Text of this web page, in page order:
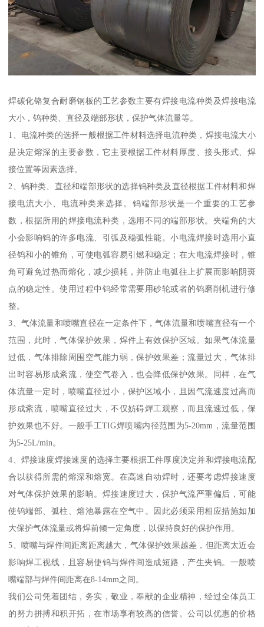
焊碳化铬复合耐磨钢板的工艺参数主要有焊接电流种类及焊接电流
大小，钨种类、直径及端部形状，保护气体流量等。
1、电流种类的选择一般根据工件材料选择电流种类，焊接电流大小
是决定熔深的主要参数，它主要根据工件材料厚度、接头形式、焊
接位置等因素选择。
2、钨种类、直径和端部形状的选择钨种类及直径根据工件材料和焊
接电流大小、电流种类来选择。钨端部形状是一个重要的工艺参
数，根据所用的焊接电流种类，选用不同的端部形状。夹端角的大
小会影响钨的许多电流、引弧及稳弧性能。小电流焊接时选用小直
径钨和小的锥角，可使电弧容易引燃和稳定；在大电流焊接时，锥
角可避免过热而熔化，减少损耗，并防止电弧往上扩展而影响阴斑
点的稳定性。使用过程中钨经常需要用砂轮或者的钨磨削机进行修
整。
3、气体流量和喷嘴直径在一定条件下，气体流量和喷嘴直径有一个
范围，此时，气体保护效果，焊件上有效保护区域。如果气体流量
过低，气体排除周围空气能力弱，保护效果差；流量过大，气体排
出时容易形成紊流，使空气卷入，也会降低保护效果。同样，在气
体流量一定时，喷嘴直径过小，保护区域小，且因气流速度过高而
形成紊流，喷嘴直径过大，不仅妨碍焊工观察，而且流速过低，保
护效果也不好。一般手工TIG焊喷嘴内径范围为5-20mm，流量范围
为5-25L/min。
4、焊接速度焊接速度的选择主要根据工件厚度决定并和焊接电流配
合以获得所需的熔深和熔宽。在高速自动焊时，还要考虑焊接速度
对气体保护效果的影响。焊接速度过大，保护气流严重偏后，可能
使钨端部、弧柱、熔池暴露在空气中。因此必须采用相应措施如加
大保护气体流量或将焊前倾一定角度，以保持良好的保护作用。
5、喷嘴与焊件间距离距离越大，气体保护效果越差，但距离太近会
影响焊工视线，且容易使钨与焊件间造成短路，产生夹钨。一般喷
嘴端部与焊件间距离在8-14mm之间。
我们公司凭着团结，务实，敬业，奉献的企业精神，经过全体员工
的努力拼搏和积开拓，在市场享有较高的信誉。公司以优惠的价格